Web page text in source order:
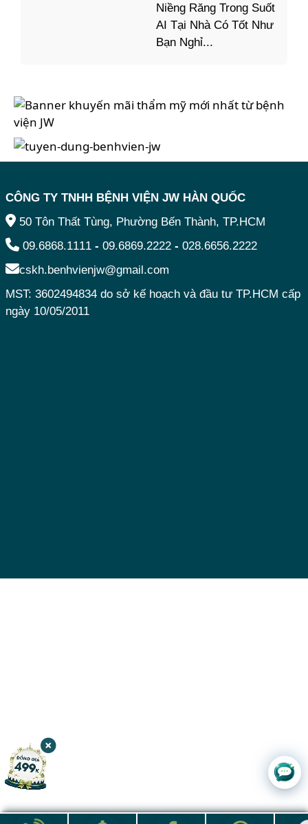
Niềng Răng Trong Suốt
AI Tại Nhà Có Tốt Như
Bạn Nghỉ...
CÔNG TY TNHH BỆNH VIỆN JW HÀN QUỐC
50 Tôn Thất Tùng, Phường Bến Thành, TP.HCM
09.6868.1111 - 09.6869.2222 - 028.6656.2222
cskh.benhvienjw@gmail.com
MST: 3602494834 do sở kế hoạch và đầu tư TP.HCM cấp
ngày 10/05/2011